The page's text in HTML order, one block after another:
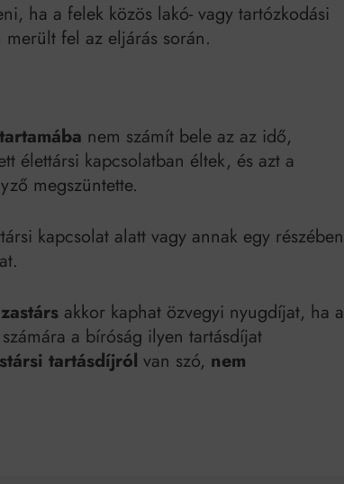
ha a felek közös lakó- vagy tartózkodási
fel az eljárás során.
nem számít bele az az idő,
élettársi kapcsolatban éltek, és azt a
megszüntette.
kapcsolat alatt vagy annak egy részében
akkor kaphat özvegyi nyugdíjat, ha a
a bíróság ilyen tartásdíjat
tartásdíjról van szó, nem